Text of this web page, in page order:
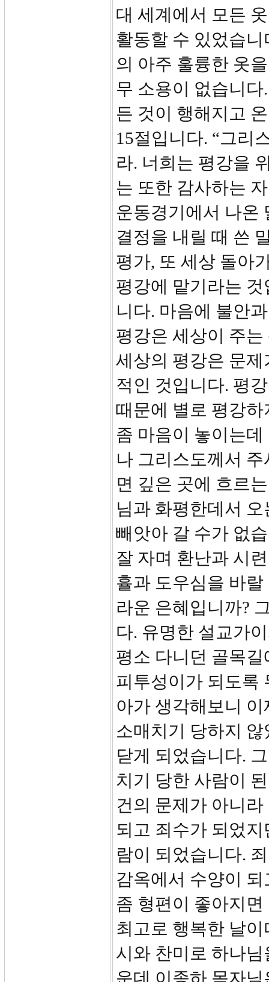
대 세계에서 모든
활동할 수 있었습
의 아주 훌륭한 옷
무 소용이 없습니
든 것이 행해지고
15절입니다. “그리
라. 너희는 평강을
는 또한 감사하는
운동경기에서 나온
결정을 내릴 때 쓴
평가, 또 세상 돌아
평강에 맡기라는
니다. 마음에 불안
평강은 세상이 주
세상의 평강은 문
적인 것입니다. 평
때문에 별로 평강
좀 마음이 놓이는
나 그리스도께서
면 깊은 곳에 흐르
님과 화평한데서
빼앗아 갈 수가 없
잘 자며 환난과 시
휼과 도우심을 바
라운 은혜입니까?
다. 유명한 설교가
평소 다니던 골목
피투성이가 되도록
아가 생각해보니
소매치기 당하지
닫게 되었습니다.
치기 당한 사람이
건의 문제가 아니
되고 죄수가 되었
람이 되었습니다.
감옥에서 수양이
좀 형편이 좋아지
최고로 행복한 날
시와 찬미로 하나
운데 이종하 목자